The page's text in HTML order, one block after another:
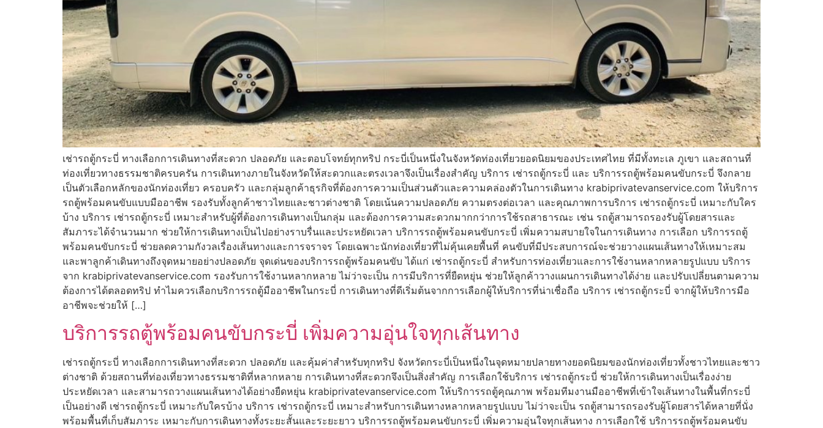
เช่ารถตู้กระบี่ ทางเลือกการเดินทางที่สะดวก ปลอดภัย และตอบโจทย์ทุกทริป กระบี่เป็นหนึ่งในจังหวัดท่องเที่ยวยอดนิยมของประเทศไทย ที่มีทั้งทะเล ภูเขา และสถานที่
ท่องเที่ยวทางธรรมชาติครบครัน การเดินทางภายในจังหวัดให้สะดวกและตรงเวลาจึงเป็นเรื่องสำคัญ บริการ เช่ารถตู้กระบี่ และ บริการรถตู้พร้อมคนขับกระบี่ จึงกลาย
เป็นตัวเลือกหลักของนักท่องเที่ยว ครอบครัว และกลุ่มลูกค้าธุรกิจที่ต้องการความเป็นส่วนตัวและความคล่องตัวในการเดินทาง krabiprivatevanservice.com ให้บริการ
รถตู้พร้อมคนขับแบบมืออาชีพ รองรับทั้งลูกค้าชาวไทยและชาวต่างชาติ โดยเน้นความปลอดภัย ความตรงต่อเวลา และคุณภาพการบริการ เช่ารถตู้กระบี่ เหมาะกับใคร
บ้าง บริการ เช่ารถตู้กระบี่ เหมาะสำหรับผู้ที่ต้องการเดินทางเป็นกลุ่ม และต้องการความสะดวกมากกว่าการใช้รถสาธารณะ เช่น รถตู้สามารถรองรับผู้โดยสารและ
สัมภาระได้จำนวนมาก ช่วยให้การเดินทางเป็นไปอย่างราบรื่นและประหยัดเวลา บริการรถตู้พร้อมคนขับกระบี่ เพิ่มความสบายใจในการเดินทาง การเลือก บริการรถตู้
พร้อมคนขับกระบี่ ช่วยลดความกังวลเรื่องเส้นทางและการจราจร โดยเฉพาะนักท่องเที่ยวที่ไม่คุ้นเคยพื้นที่ คนขับที่มีประสบการณ์จะช่วยวางแผนเส้นทางให้เหมาะสม
และพาลูกค้าเดินทางถึงจุดหมายอย่างปลอดภัย จุดเด่นของบริการรถตู้พร้อมคนขับ ได้แก่ เช่ารถตู้กระบี่ สำหรับการท่องเที่ยวและการใช้งานหลากหลายรูปแบบ บริการ
จาก krabiprivatevanservice.com รองรับการใช้งานหลากหลาย ไม่ว่าจะเป็น การมีบริการที่ยืดหยุ่น ช่วยให้ลูกค้าวางแผนการเดินทางได้ง่าย และปรับเปลี่ยนตามความ
ต้องการได้ตลอดทริป ทำไมควรเลือกบริการรถตู้มืออาชีพในกระบี่ การเดินทางที่ดีเริ่มต้นจากการเลือกผู้ให้บริการที่น่าเชื่อถือ บริการ เช่ารถตู้กระบี่ จากผู้ให้บริการมือ
อาชีพจะช่วยให้ […]
บริการรถตู้พร้อมคนขับกระบี่ เพิ่มความอุ่นใจทุกเส้นทาง
เช่ารถตู้กระบี่ ทางเลือกการเดินทางที่สะดวก ปลอดภัย และคุ้มค่าสำหรับทุกทริป จังหวัดกระบี่เป็นหนึ่งในจุดหมายปลายทางยอดนิยมของนักท่องเที่ยวทั้งชาวไทยและชาว
ต่างชาติ ด้วยสถานที่ท่องเที่ยวทางธรรมชาติที่หลากหลาย การเดินทางที่สะดวกจึงเป็นสิ่งสำคัญ การเลือกใช้บริการ เช่ารถตู้กระบี่ ช่วยให้การเดินทางเป็นเรื่องง่าย
ประหยัดเวลา และสามารถวางแผนเส้นทางได้อย่างยืดหยุ่น krabiprivatevanservice.com ให้บริการรถตู้คุณภาพ พร้อมทีมงานมืออาชีพที่เข้าใจเส้นทางในพื้นที่กระบี่
เป็นอย่างดี เช่ารถตู้กระบี่ เหมาะกับใครบ้าง บริการ เช่ารถตู้กระบี่ เหมาะสำหรับการเดินทางหลากหลายรูปแบบ ไม่ว่าจะเป็น รถตู้สามารถรองรับผู้โดยสารได้หลายที่นั่ง
พร้อมพื้นที่เก็บสัมภาระ เหมาะกับการเดินทางทั้งระยะสั้นและระยะยาว บริการรถตู้พร้อมคนขับกระบี่ เพิ่มความอุ่นใจทุกเส้นทาง การเลือกใช้ บริการรถตู้พร้อมคนขับ